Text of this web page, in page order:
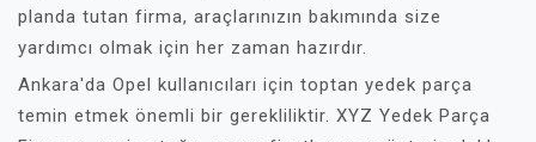
planda tutan firma, araçlarınızın bakımında size
yardımcı olmak için her zaman hazırdır.
Ankara'da Opel kullanıcıları için toptan yedek parça
temin etmek önemli bir gerekliliktir. XYZ Yedek Parça